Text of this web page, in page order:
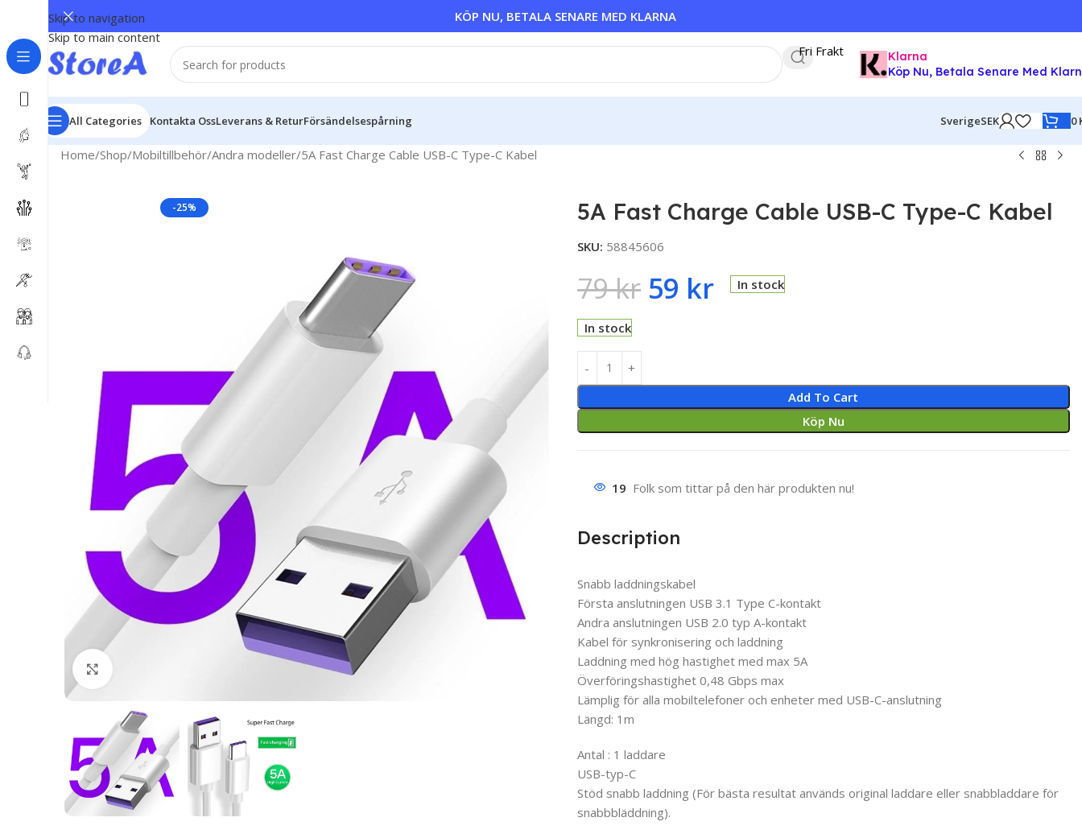
Skip to navigation
Skip to main content
KÖP NU, BETALA SENARE MED KLARNA
Fri Frakt
Klarna
Köp Nu, Betala Senare Med
All Categories Kontakta OssLeverans & ReturFörsändelsespårning SverigeSEK 0
Home Shop Mobiltillbehör Andra modeller 5A Fast Charge Cable USB-C Type-C Kabel
-25% 5A Fast Charge Cable USB-C Type-C Kabel
SKU: 58845606
79kr 59 kr In stock
In stock
Add To Cart
Köp Nu
19 Folk som tittar på den här produkten nu!
Description
Snabb laddningskabel
Första anslutningen USB 3.1 Type C-kontakt
Andra anslutningen USB 2.0 typ A-kontakt
Kabel för synkronisering och laddning
Laddning med hög hastighet med max 5A
Överföringshastighet 0,48 Gbps max
Lämplig för alla mobiltelefoner och enheter med USB-C-anslutning
Längd: 1m
Antal : 1 laddare
USB-typ-C
Stöd snabb laddning (För bästa resultat används original laddare eller snabbladdare för
snabbbläddning).